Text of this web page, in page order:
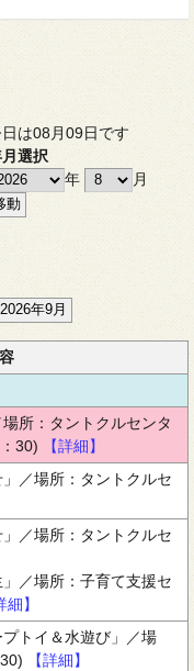
は08月09日です
選択
年
月
所：タントクルセンタ
30)
【詳細】
／場所：タントクルセ
／場所：タントクルセ
／場所：子育て支援セ
細】
トイ＆水遊び」／場
【詳細】